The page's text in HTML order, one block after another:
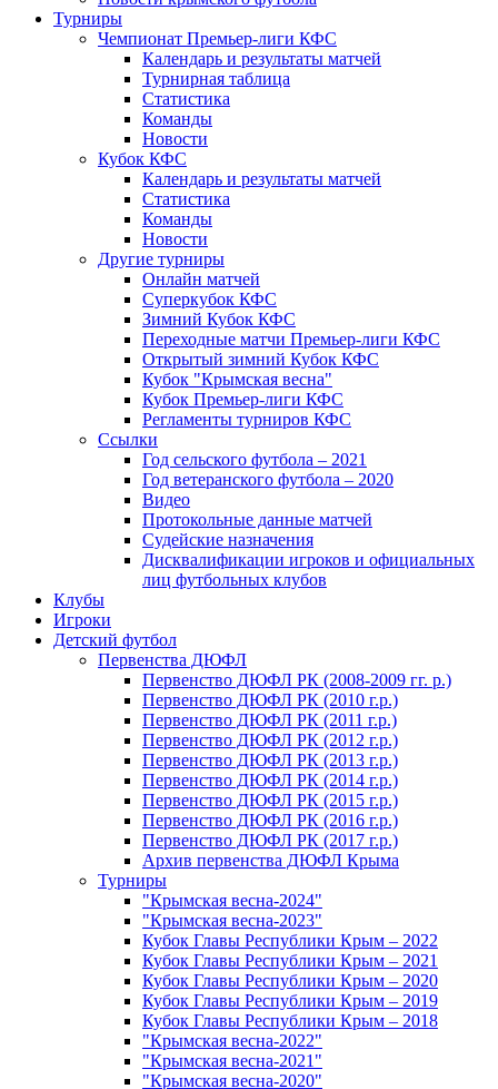
Турниры
Чемпионат Премьер-лиги КФС
Календарь и результаты матчей
Турнирная таблица
Статистика
Команды
Новости
Кубок КФС
Календарь и результаты матчей
Статистика
Команды
Новости
Другие турниры
Онлайн матчей
Суперкубок КФС
Зимний Кубок КФС
Переходные матчи Премьер-лиги КФС
Открытый зимний Кубок КФС
Кубок "Крымская весна"
Кубок Премьер-лиги КФС
Регламенты турниров КФС
Ссылки
Год сельского футбола – 2021
Год ветеранского футбола – 2020
Видео
Протокольные данные матчей
Судейские назначения
Дисквалификации игроков и официальных
лиц футбольных клубов
Клубы
Игроки
Детский футбол
Первенства ДЮФЛ
Первенство ДЮФЛ РК (2008-2009 гг. р.)
Первенство ДЮФЛ РК (2010 г.р.)
Первенство ДЮФЛ РК (2011 г.р.)
Первенство ДЮФЛ РК (2012 г.р.)
Первенство ДЮФЛ РК (2013 г.р.)
Первенство ДЮФЛ РК (2014 г.р.)
Первенство ДЮФЛ РК (2015 г.р.)
Первенство ДЮФЛ РК (2016 г.р.)
Первенство ДЮФЛ РК (2017 г.р.)
Архив первенства ДЮФЛ Крыма
Турниры
"Крымская весна-2024"
"Крымская весна-2023"
Кубок Главы Республики Крым – 2022
Кубок Главы Республики Крым – 2021
Кубок Главы Республики Крым – 2020
Кубок Главы Республики Крым – 2019
Кубок Главы Республики Крым – 2018
"Крымская весна-2022"
"Крымская весна-2021"
"Крымская весна-2020"